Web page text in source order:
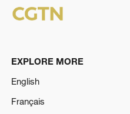
EXPLORE MORE
English
Français